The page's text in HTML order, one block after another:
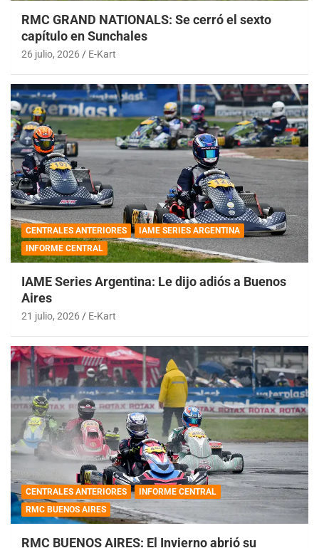
RMC GRAND NATIONALS: Se cerró el sexto
capítulo en Sunchales
26 julio, 2026 E-Kart
CENTRALES ANTERIORES
IAME SERIES ARGENTINA
INFORME CENTRAL
IAME Series Argentina: Le dijo adiós a Buenos
Aires
21 julio, 2026 E-Kart
CENTRALES ANTERIORES
INFORME CENTRAL
RMC BUENOS AIRES
RMC BUENOS AIRES: El Invierno abrió su